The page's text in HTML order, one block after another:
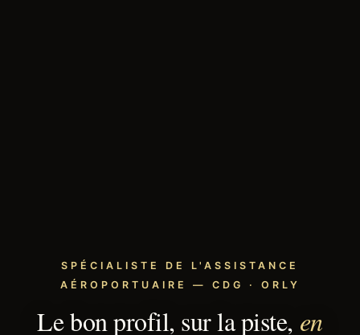
SPÉCIALISTE DE L'ASSISTANCE
AÉROPORTUAIRE — CDG · ORLY
Le bon profil, sur la piste, en